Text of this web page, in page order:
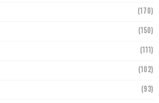
(170)
(150)
(111)
(102)
(93)